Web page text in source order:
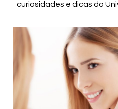
curiosidades e dicas do